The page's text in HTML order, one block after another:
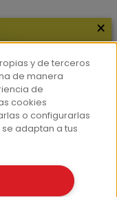
×
y de terceros
de manera
de
cookies
o configurarlas
adaptan a tus